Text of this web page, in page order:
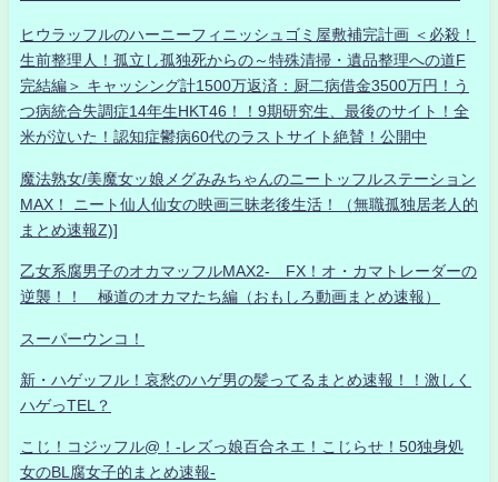
ヒウラッフルのハーニーフィニッシュゴミ屋敷補完計画 ＜必殺！
生前整理人！孤立し孤独死からの～特殊清掃・遺品整理への道F
完結編＞ キャッシング計1500万返済：厨二病借金3500万円！う
つ病統合失調症14年生HKT46！！9期研究生、最後のサイト！全
米が泣いた！認知症鬱病60代のラストサイト絶賛！公開中
魔法熟女/美魔女ッ娘メグみみちゃんのニートッフルステーション
MAX！ ニート仙人仙女の映画三昧老後生活！（無職孤独居老人的
まとめ速報Z)]
乙女系腐男子のオカマッフルMAX2- FX！オ・カマトレーダーの
逆襲！！ 極道のオカマたち編（おもしろ動画まとめ速報）
スーパーウンコ！
新・ハゲッフル！哀愁のハゲ男の髪ってるまとめ速報！！激しく
ハゲっTEL？
こじ！コジッフル@！-レズっ娘百合ネエ！こじらせ！50独身処
女のBL腐女子的まとめ速報-